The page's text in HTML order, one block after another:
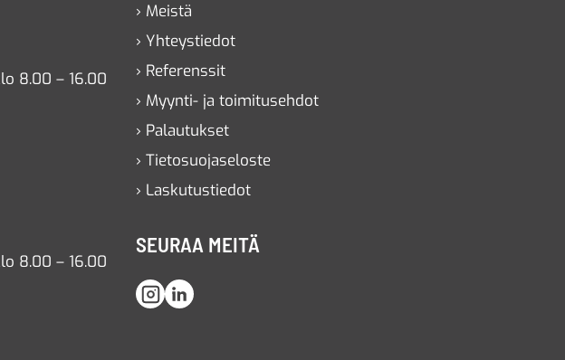
8.00 – 16.00
8.00 – 16.00
› Meistä
› Yhteystiedot
› Referenssit
› Myynti- ja toimitusehdot
› Palautukset
› Tietosuojaseloste
› Laskutustiedot
SEURAA MEITÄ
Instagram
LinkedIn